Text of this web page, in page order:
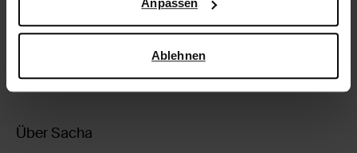
darüber, wie Google Ihre personenbezogenen Daten
verwendet, finden Sie auf derSeite zur geschäftlichen
Anpassen
Ablehnen
Über Sacha